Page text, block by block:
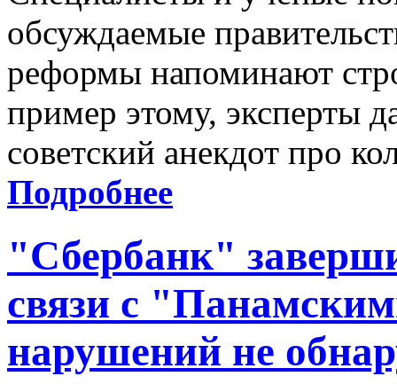
обсуждаемые
реформы напоминают
пример этому, эксперты
советский анекдот про
Подробнее
"Сбербанк"
связи с
нарушений не